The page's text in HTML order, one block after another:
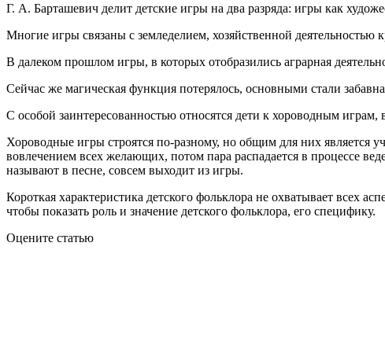
Г. А. Барташевич делит детские игры на два разряда: игры как
Многие игры связаны с земледелием, хозяйственной деятельностью
В далеком прошлом игры, в которых отобразились аграрная
Сейчас же магическая функция потерялось, основными стали
С особой заинтересованностью относятся дети к хороводным
Хороводные игры строятся по-разному, но общим для них является
вовлечением всех желающих, потом пара распадается в процессе
называют в песне, совсем выходит из игры.
Короткая характеристика детского фольклора не охватывает всех
чтобы показать роль и значение детского фольклора, его специфику.
Оцените статью